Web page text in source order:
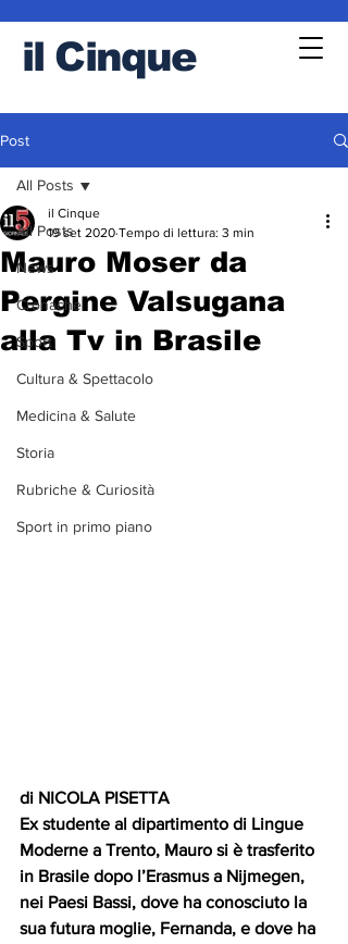
il Cinque
Post
All Posts
News
Cronache
Sport
Cultura & Spettacolo
Medicina & Salute
Storia
Rubriche & Curiosità
Sport in primo piano
All Posts
Mauro Moser da
Pergine Valsugana
alla Tv in Brasile
il Cinque
19 set 2020 Tempo di lettura: 3 min
di NICOLA PISETTA
Ex studente al dipartimento di Lingue
Moderne a Trento, Mauro si è trasferito
in Brasile dopo l’Erasmus a Nijmegen,
nei Paesi Bassi, dove ha conosciuto la
sua futura moglie, Fernanda, e dove ha